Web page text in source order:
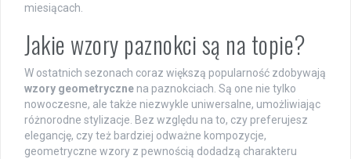
miesiącach.
Jakie wzory paznokci są na topie?
W ostatnich sezonach coraz większą popularność zdobywają
wzory geometryczne na paznokciach. Są one nie tylko
nowoczesne, ale także niezwykle uniwersalne, umożliwiając
różnorodne stylizacje. Bez względu na to, czy preferujesz
elegancję, czy też bardziej odważne kompozycje,
geometryczne wzory z pewnością dodadzą charakteru